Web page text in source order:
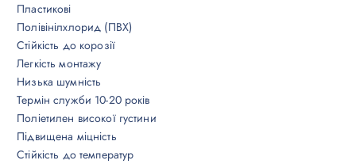
Пластикові
Полівінілхлорид (ПВХ)
Стійкість до корозії
Легкість монтажу
Низька шумність
Термін служби 10-20 років
Поліетилен високої густини
Підвищена міцність
Стійкість до температур